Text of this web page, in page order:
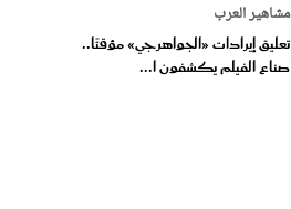
مشاهير العرب
تعليق إيرادات «الجواهرجي» مؤقتًا..
صناع الفيلم يكشفون ا...